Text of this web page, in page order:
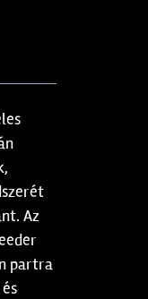
Az
partra